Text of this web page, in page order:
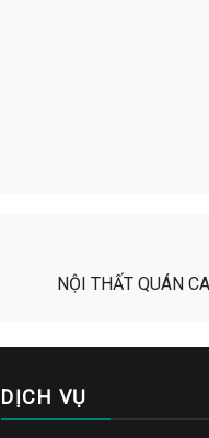
NỘI THẤT QUÁN
DỊCH VỤ